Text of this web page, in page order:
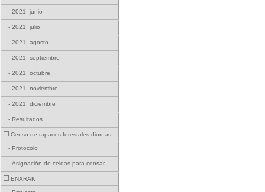
- 2021, junio
- 2021, julio
- 2021, agosto
- 2021, septiembre
- 2021, octubre
- 2021, noviembre
- 2021, diciembre
- Resultados
Censo de rapaces forestales diurnas
- Protocolo
- Asignación de celdas para censar
ENARAK